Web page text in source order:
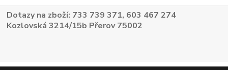
Dotazy na zboží: 733 739 371, 603 467 274
Kozlovská 3214/15b Přerov 75002